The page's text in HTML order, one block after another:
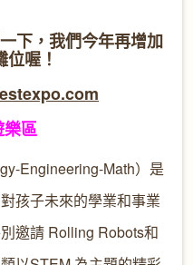
下，我們今年再增加
喔！
區
Engineering-Math）是
孩子未來的學業和事業
邀請 Rolling Robots和